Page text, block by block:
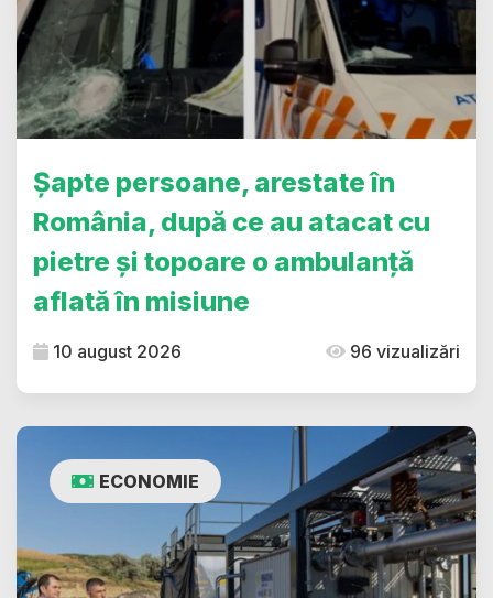
Șapte persoane, arestate în
România, după ce au atacat cu
pietre și topoare o ambulanță
aflată în misiune
10 august 2026 96 vizualizări
ECONOMIE